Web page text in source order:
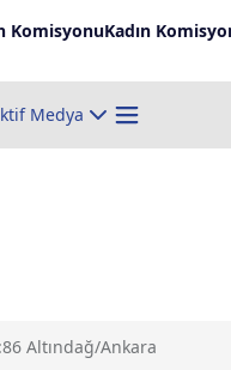
KomisyonuKadın
Medya
Altındağ/Ankara